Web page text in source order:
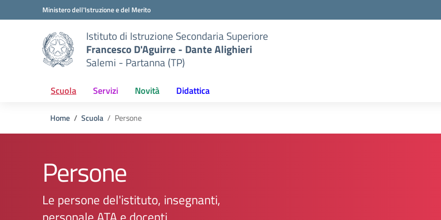
Vai ai contenuti
Vai al menu di navigazioneMinistero dell'Istruzione e del Merito
Istituto di Istruzione Secondaria Superiore
Francesco D'Aguirre - Dante Alighieri
Salemi - Partanna (TP)
Scuola Servizi Novità Didattica
Home Scuola Persone
Persone
Le persone del'istituto, insegnanti,